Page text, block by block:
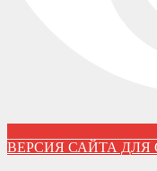
ВЕРСИЯ САЙТА